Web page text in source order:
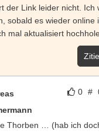
der Link leider nicht. Ich
sobald es wieder online
mal aktualisiert
0 #
Thorben … (hab ich